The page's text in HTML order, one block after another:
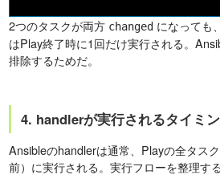
2つのタスクが両方 changed になっても、
はPlay終了時に1回だけ実行される。
排除するためだ。
4. handlerが実行されるタイミン
Ansibleのhandlerは通常、Playの全タス
前）に実行される。実行フローを整理す